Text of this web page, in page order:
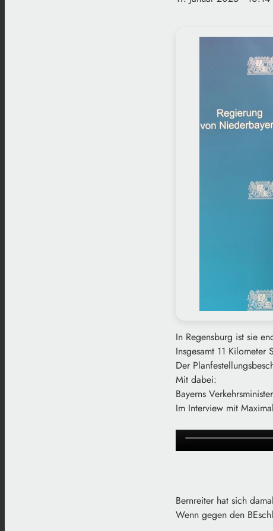
In Regensburg ist sie
Insgesamt 11
Der
Mit dabei:
Bayerns
Im Interview mit
Bernreiter hat sich
Wenn gegen den